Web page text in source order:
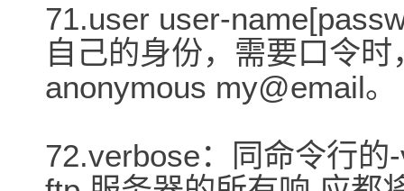
71.user user-
自己的身份，需要口令
anonymous my@email。
72.verbose：同命令行